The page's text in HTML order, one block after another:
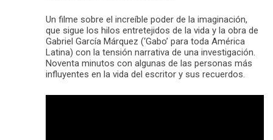
Un filme sobre el increíble poder de la imaginación,
que sigue los hilos entretejidos de la vida y la obra de
Gabriel García Márquez (‘Gabo’ para toda América
Latina) con la tensión narrativa de una investigación.
Noventa minutos con algunas de las personas más
influyentes en la vida del escritor y sus recuerdos.